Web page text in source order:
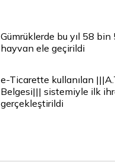
Gümrüklerde bu yıl 58 bin
hayvan ele geçirildi
e-Ticarette kullanılan
Belgesi||| sistemiyle ilk
gerçekleştirildi